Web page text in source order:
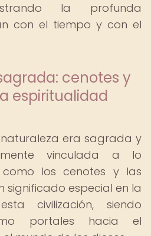
la profunda
con el tiempo y con el
cenotes y
espiritualidad
era sagrada y
vinculada a lo
como los cenotes y las
significado especial en la
civilización, siendo
portales hacia el